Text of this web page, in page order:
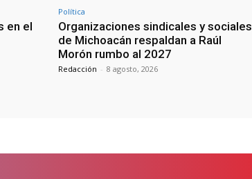
en el
Política
Organizaciones sindicales y sociales
de Michoacán respaldan a Raúl
Morón rumbo al 2027
Redacción - 8 agosto, 2026